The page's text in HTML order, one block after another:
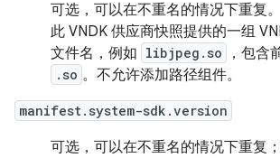
可选，可以在不重名的情况下重复
此 VNDK 供应商快照提供的一组
文件名，例如 libjpeg.so ，包含
.so 。不允许添加路径组件。
manifest.system-sdk.version
可选，可以在不重名的情况下重复